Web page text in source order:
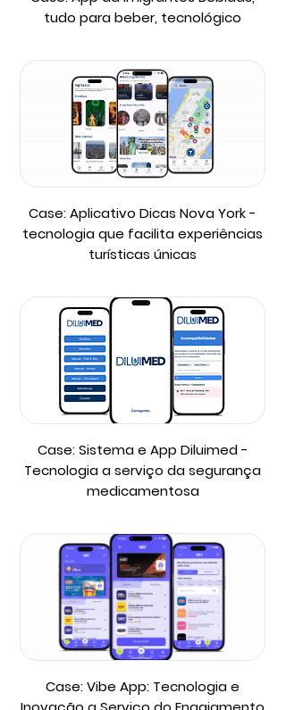
tudo para beber, tecnológico
Case: Aplicativo Dicas Nova York -
tecnologia que facilita experiências
turísticas únicas
Case: Sistema e App Diluimed -
Tecnologia a serviço da segurança
medicamentosa
Case: Vibe App: Tecnologia e